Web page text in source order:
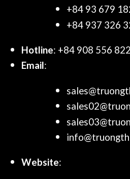
+84 93 679
+84 937 326
Hotline: +84 908 556 822
Email:
Website: